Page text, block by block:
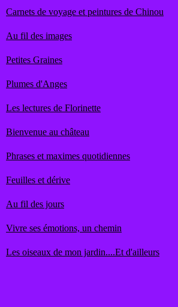
Carnets de voyage et peintures de Chinou
Au fil des images
Petites Graines
Plumes d'Anges
Les lectures de Florinette
Bienvenue au château
Phrases et maximes quotidiennes
Feuilles et dérive
Au fil des jours
Vivre ses émotions, un chemin
Les oiseaux de mon jardin....Et d'ailleurs